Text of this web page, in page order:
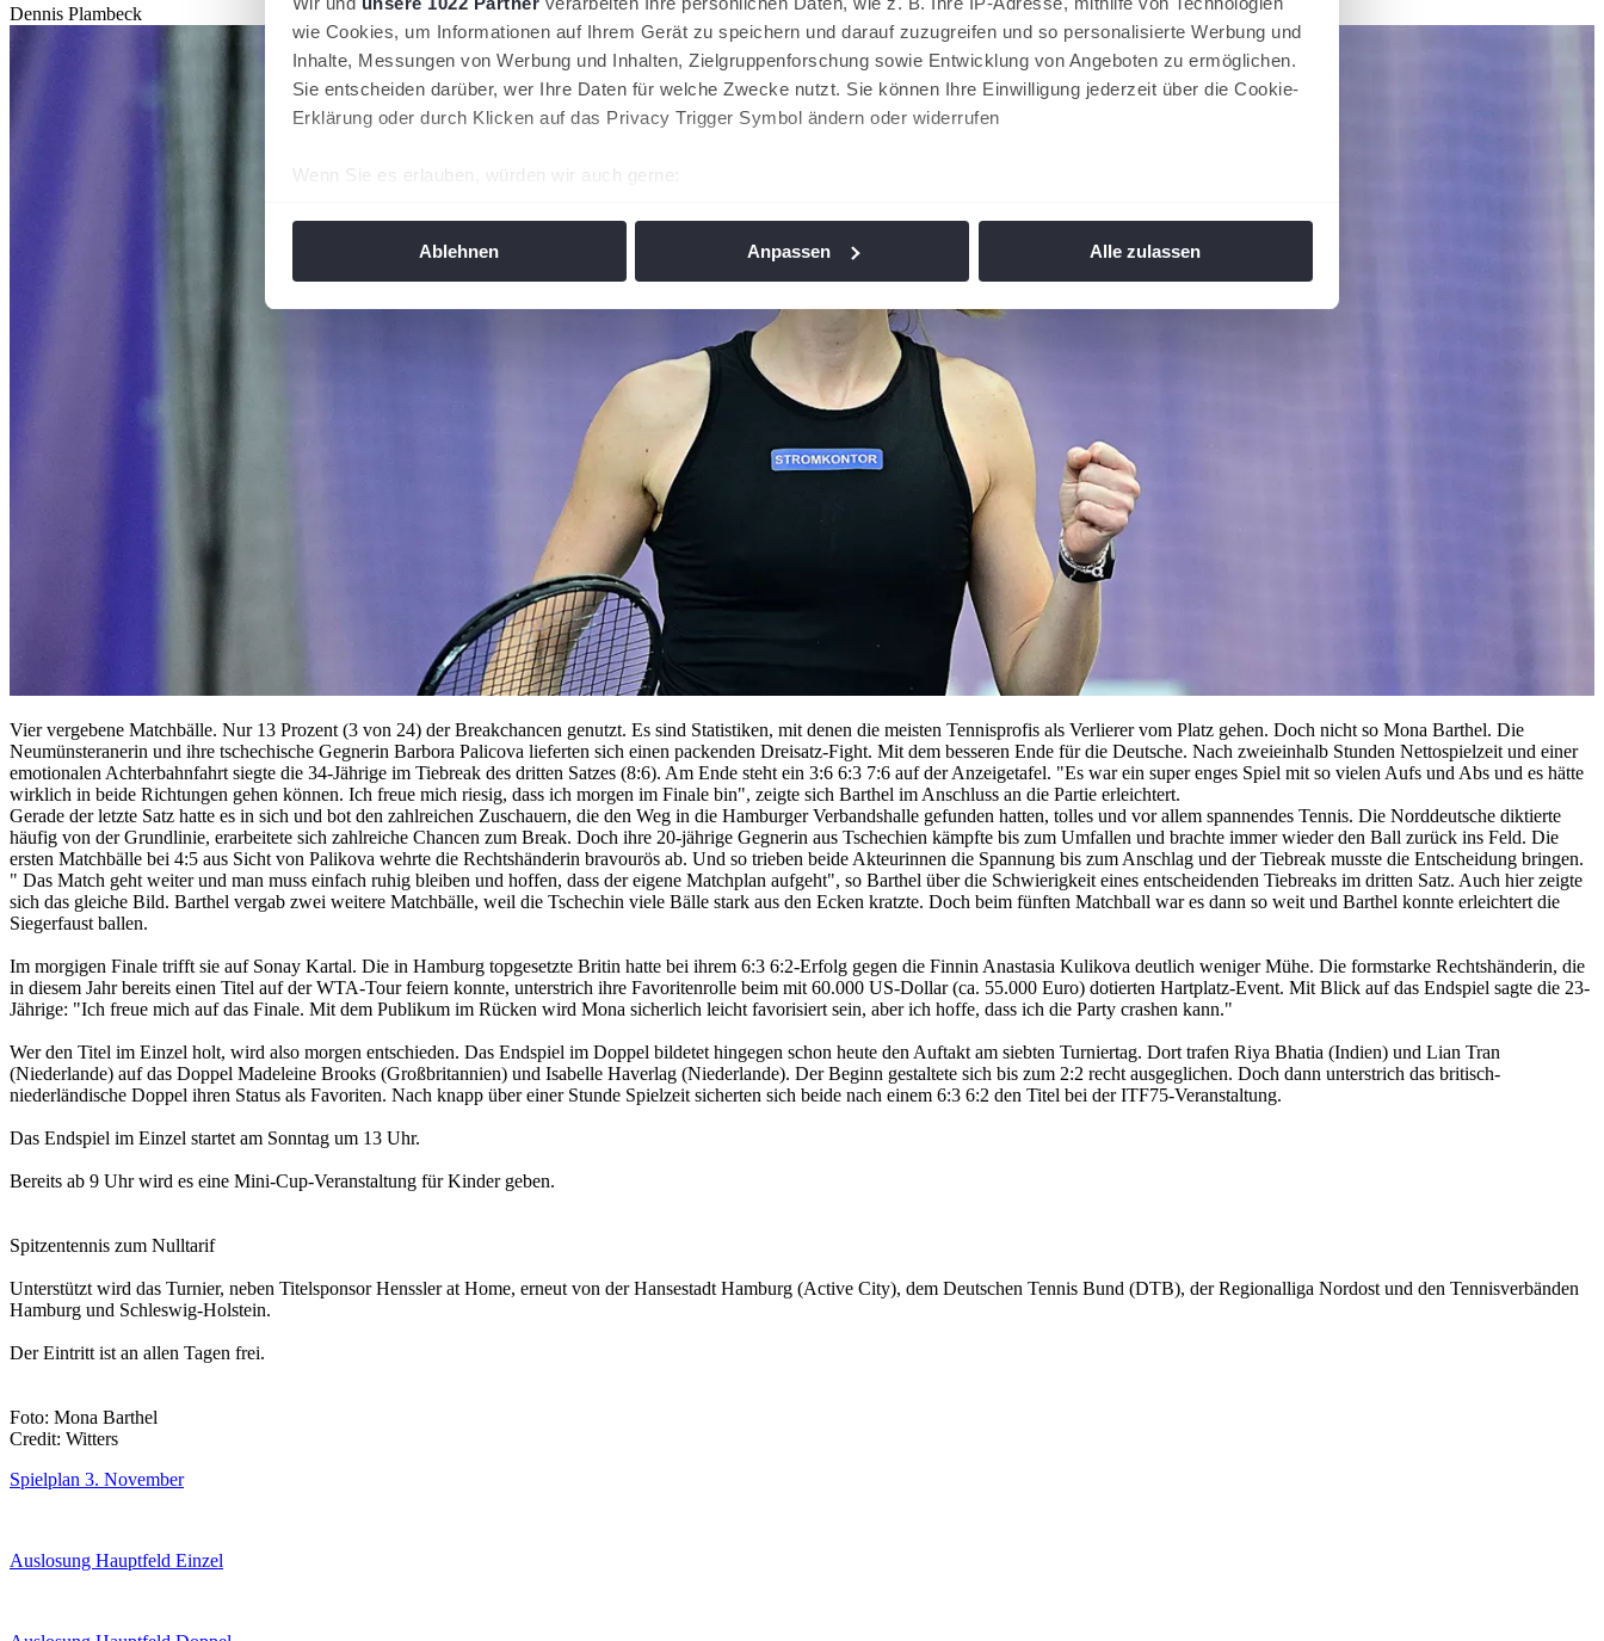
wie Cookies, um Informationen auf Ihrem Gerät zu speichern und darauf zuzugreifen und so personalisierte Werbung und
Inhalte, Messungen von Werbung und Inhalten, Zielgruppenforschung sowie Entwicklung von Angeboten zu ermöglichen.
Sie entscheiden darüber, wer Ihre Daten für welche Zwecke nutzt. Sie können Ihre Einwilligung jederzeit über die Cookie-
Erklärung oder durch Klicken auf das Privacy Trigger Symbol ändern oder widerrufen
Wenn Sie es erlauben, würden wir auch gerne:
Wir verwenden Cookies, um Inhalte und Anzeigen zu personalisieren, Funktionen für soziale Medien anbieten zu können
und die Zugriffe auf unsere Website zu analysieren. Außerdem geben wir Informationen zu Ihrer Verwendung unserer
Website an unsere Partner für soziale Medien, Werbung und Analysen weiter. Unsere Partner führen diese Informationen
möglicherweise mit weiteren Daten zusammen, die Sie ihnen bereitgestellt haben oder die sie im Rahmen Ihrer Nutzung
der Dienste gesammelt haben. Die
Cookie-Einstellungenkönnen jederzeit über den Link im Footer aufgerufen und
Ablehnen Anpassen Alle zulassen
Dennis Plambeck
Vier vergebene Matchbälle. Nur 13 Prozent (3 von 24) der Breakchancen genutzt. Es sind Statistiken, mit denen die meisten Tennisprofis als Verlierer vom Platz gehen. Doch nicht so Mona Barthel. Die
Neumünsteranerin und ihre tschechische Gegnerin Barbora Palicova lieferten sich einen packenden Dreisatz-Fight. Mit dem besseren Ende für die Deutsche. Nach zweieinhalb Stunden Nettospielzeit und einer
emotionalen Achterbahnfahrt siegte die 34-Jährige im Tiebreak des dritten Satzes (8:6). Am Ende steht ein 3:6 6:3 7:6 auf der Anzeigetafel. "Es war ein super enges Spiel mit so vielen Aufs und Abs und es hätte
wirklich in beide Richtungen gehen können. Ich freue mich riesig, dass ich morgen im Finale bin", zeigte sich Barthel im Anschluss an die Partie erleichtert.
Gerade der letzte Satz hatte es in sich und bot den zahlreichen Zuschauern, die den Weg in die Hamburger Verbandshalle gefunden hatten, tolles und vor allem spannendes Tennis. Die Norddeutsche diktierte
häufig von der Grundlinie, erarbeitete sich zahlreiche Chancen zum Break. Doch ihre 20-jährige Gegnerin aus Tschechien kämpfte bis zum Umfallen und brachte immer wieder den Ball zurück ins Feld. Die
ersten Matchbälle bei 4:5 aus Sicht von Palikova wehrte die Rechtshänderin bravourös ab. Und so trieben beide Akteurinnen die Spannung bis zum Anschlag und der Tiebreak musste die Entscheidung bringen.
" Das Match geht weiter und man muss einfach ruhig bleiben und hoffen, dass der eigene Matchplan aufgeht", so Barthel über die Schwierigkeit eines entscheidenden Tiebreaks im dritten Satz. Auch hier zeigte
sich das gleiche Bild. Barthel vergab zwei weitere Matchbälle, weil die Tschechin viele Bälle stark aus den Ecken kratzte. Doch beim fünften Matchball war es dann so weit und Barthel konnte erleichtert die
Siegerfaust ballen.
Im morgigen Finale trifft sie auf Sonay Kartal. Die in Hamburg topgesetzte Britin hatte bei ihrem 6:3 6:2-Erfolg gegen die Finnin Anastasia Kulikova deutlich weniger Mühe. Die formstarke Rechtshänderin, die
in diesem Jahr bereits einen Titel auf der WTA-Tour feiern konnte, unterstrich ihre Favoritenrolle beim mit 60.000 US-Dollar (ca. 55.000 Euro) dotierten Hartplatz-Event. Mit Blick auf das Endspiel sagte die 23-
Jährige: "Ich freue mich auf das Finale. Mit dem Publikum im Rücken wird Mona sicherlich leicht favorisiert sein, aber ich hoffe, dass ich die Party crashen kann."
Wer den Titel im Einzel holt, wird also morgen entschieden. Das Endspiel im Doppel bildetet hingegen schon heute den Auftakt am siebten Turniertag. Dort trafen Riya Bhatia (Indien) und Lian Tran
(Niederlande) auf das Doppel Madeleine Brooks (Großbritannien) und Isabelle Haverlag (Niederlande). Der Beginn gestaltete sich bis zum 2:2 recht ausgeglichen. Doch dann unterstrich das britisch-
niederländische Doppel ihren Status als Favoriten. Nach knapp über einer Stunde Spielzeit sicherten sich beide nach einem 6:3 6:2 den Titel bei der ITF75-Veranstaltung.
Das Endspiel im Einzel startet am Sonntag um 13 Uhr.
Bereits ab 9 Uhr wird es eine Mini-Cup-Veranstaltung für Kinder geben.
Spitzentennis zum Nulltarif
Unterstützt wird das Turnier, neben Titelsponsor Henssler at Home, erneut von der Hansestadt Hamburg (Active City), dem Deutschen Tennis Bund (DTB), der Regionalliga Nordost und den Tennisverbänden
Hamburg und Schleswig-Holstein.
Der Eintritt ist an allen Tagen frei.
Foto: Mona Barthel
Credit: Witters
Spielplan 3. November
Auslosung Hauptfeld Einzel